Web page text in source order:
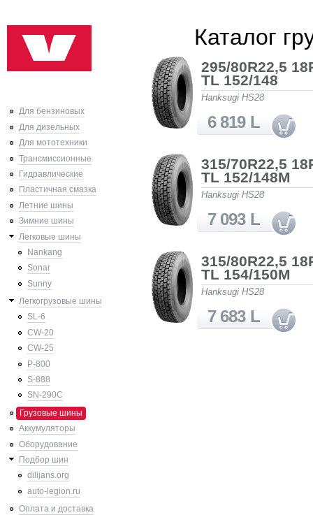
Для бензиновых
Для дизельных
Для мототехники
Трансмиссионные
Гидравлические
Пластичная смазка
Летние шины
Зимние шины
Легковые шины
Nankang
Sonar
Sunny
Легкогрузовые шины
SL-6
CW-20
CW-25
P-800
S-888
SN-290C
Грузовые шины
Аккумуляторы
Оборудование
Подбор шин
dilijans.org
auto-legion.ru
Оплата и доставка
Каталог
295/80R22,5
TL 152/148
Hanksugi HS28
6 819 L
315/70R22,5
TL 152/148M
Hanksugi HS28
7 093 L
315/80R22,5
TL 154/150M
Hanksugi HS28
7 683 L